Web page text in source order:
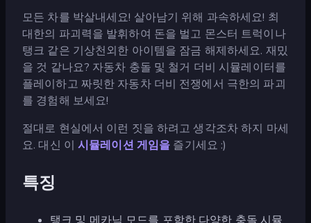
모든 차를 박살내세요! 살아남기 위해 과속하세요! 최
대한의 파괴력을 발휘하여 돈을 벌고 몬스터 트럭이나
탱크 같은 기상천외한 아이템을 잠금 해제하세요. 재밌
을 것 같나요? 자동차 충돌 및 철거 더비 시뮬레이터를
플레이하고 짜릿한 자동차 더비 전쟁에서 극한의 파괴
를 경험해 보세요!
절대로 현실에서 이런 짓을 하려고 생각조차 하지 마세
요. 대신 이시뮬레이션 게임을 즐기세요 :)
특징